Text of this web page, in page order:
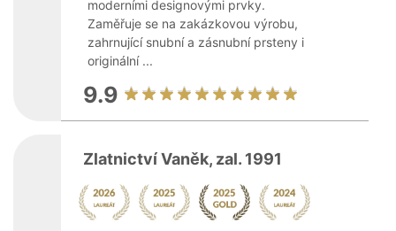
moderními designovými prvky.
Zaměřuje se na zakázkovou výrobu,
zahrnující snubní a zásnubní prsteny i
originální ...
9.9
Zlatnictví Vaněk, zal. 1991